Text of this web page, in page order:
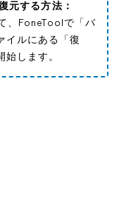
元する方法：
、FoneToolで「バ
イルにある「復
します。